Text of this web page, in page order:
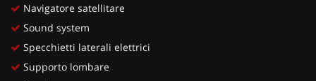
Navigatore satellitare
Sound system
Specchietti laterali elettrici
Supporto lombare